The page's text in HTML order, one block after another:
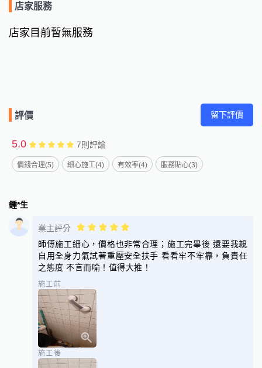
店家服務
店家目前暫無服務
評價 留下評價
5.0 7則評論
價錢合理(5) 細心施工(4) 有效率(4) 服務貼心(3)
鍾*生
業主評分
師傅施工細心，價格也非常合理；施工完畢後 還要我親
自用全身力氣試著重壓安全扶手 看看牢不牢靠，負責任
之態度 不言而喻！值得大推！
施工前
施工後